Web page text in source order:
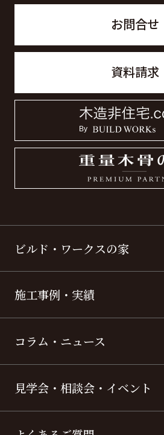
お問合せ
資料請求
ビルド・ワークスの家
施工事例・実績
コラム・ニュース
見学会・相談会・イベント